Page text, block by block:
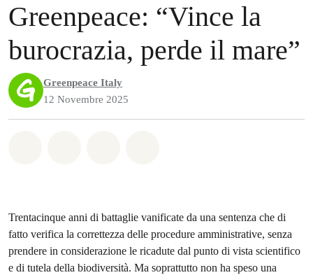
Greenpeace: “Vince la
burocrazia, perde il mare”
Greenpeace Italy
12 Novembre 2025
Trentacinque anni di battaglie vanificate da una sentenza che di
fatto verifica la correttezza delle procedure amministrative, senza
prendere in considerazione le ricadute dal punto di vista scientifico
e di tutela della biodiversità. Ma soprattutto non ha speso una